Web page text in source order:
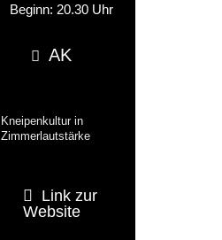
Beginn: 20.30 Uhr
AK
Kneipenkultur in
Zimmerlautstärke
Link zur
Website